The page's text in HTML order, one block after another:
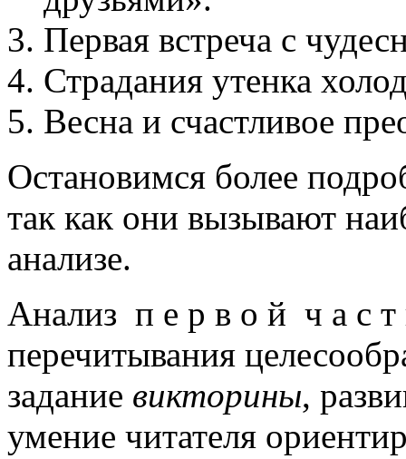
Первая встреча с
Страдания утенка
Весна и счастливое
Остановимся более
так как они вызывают
анализе.
Анализ п е р в о й ч а с т
перечитывания
задание викторины,
умение читателя